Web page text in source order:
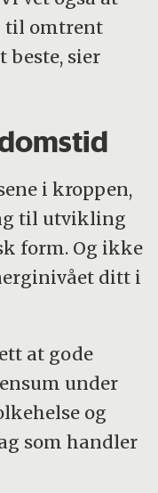
til omtrent
beste, sier
i kroppen,
til utvikling
form. Og ikke
ditt i
at gode
under
og
som handler